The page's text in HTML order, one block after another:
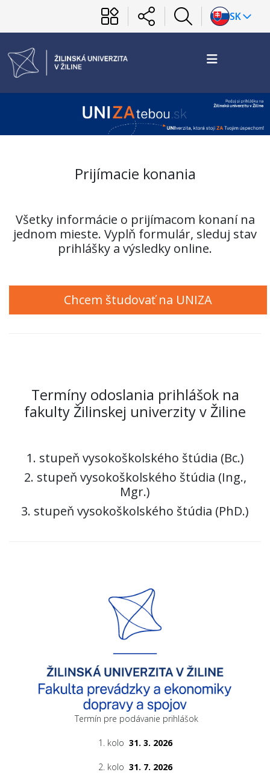
SK
Prijímacie konania
Všetky informácie o prijímacom konaní na
jednom mieste. Vyplň formulár, sleduj stav
prihlášky a výsledky online.
Chcem študovať na UNIZA
Termíny odoslania prihlášok na
fakulty Žilinskej univerzity v Žiline
1. stupeň vysokoškolského štúdia (Bc.)
2. stupeň vysokoškolského štúdia (Ing.,
Mgr.)
3. stupeň vysokoškolského štúdia (PhD.)
Termín pre podávanie prihlášok
1. kolo 31. 3. 2026
2. kolo 31. 7. 2026